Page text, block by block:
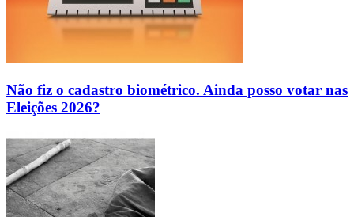
Não fiz o cadastro biométrico. Ainda posso votar nas
Eleições 2026?